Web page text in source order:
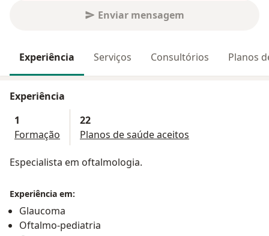
Enviar mensagem
Experiência Serviços Consultórios Planos
Experiência
1
Formação
22
Planos de saúde aceitos
Especialista em oftalmologia.
Experiência em:
Glaucoma
Oftalmo-pediatria